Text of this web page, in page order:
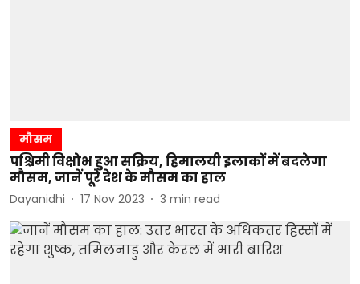
मौसम
पश्चिमी विक्षोभ हुआ सक्रिय, हिमालयी इलाकों में बदलेगा
मौसम, जानें पूरे देश के मौसम का हाल
Dayanidhi 17 Nov 2023 3 min read